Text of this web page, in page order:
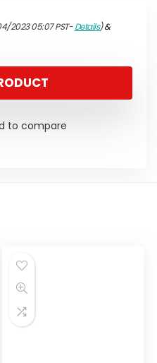
2023 05:07 PST-Details)&
to compare